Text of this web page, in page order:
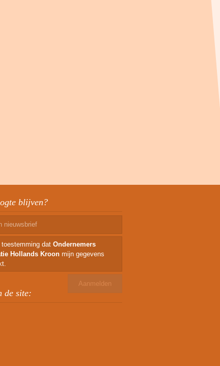
blijven?
toestemming dat Ondernemers
Hollands Kroon mijn gegevens
de site: